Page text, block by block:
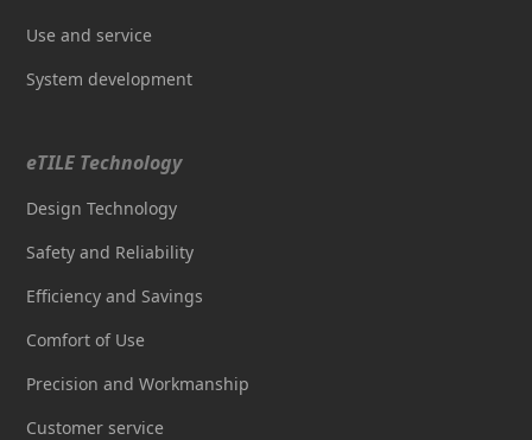
Use and service
System development
eTILE Technology
Design Technology
Safety and Reliability
Efficiency and Savings
Comfort of Use
Precision and Workmanship
Customer service